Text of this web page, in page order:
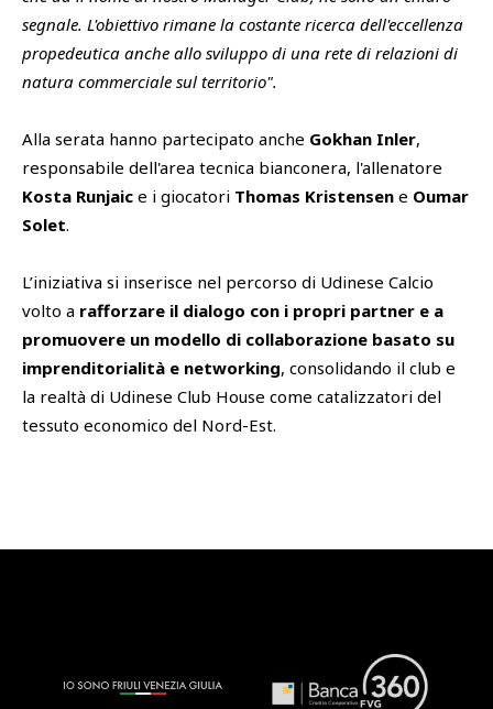
segnale. L'obiettivo rimane la costante ricerca dell'eccellenza
propedeutica anche allo sviluppo di una rete di relazioni di
natura commerciale sul territorio".
Alla serata hanno partecipato anche Gokhan Inler,
responsabile dell'area tecnica bianconera, l'allenatore
Kosta Runjaic e i giocatori Thomas Kristensen e Oumar
Solet.
L’iniziativa si inserisce nel percorso di Udinese Calcio
volto a rafforzare il dialogo con i propri partner e a
promuovere un modello di collaborazione basato su
imprenditorialità e networking, consolidando il club e
la realtà di Udinese Club House come catalizzatori del
tessuto economico del Nord-Est.